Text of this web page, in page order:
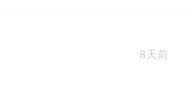
8天前